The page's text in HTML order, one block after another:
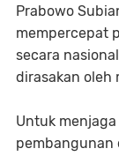
Prabowo
mempercepat
secara
dirasakan oleh
Untuk
pembangunan